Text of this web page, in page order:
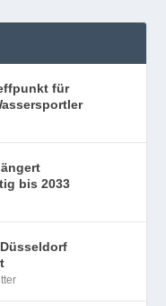
für
bis 2033